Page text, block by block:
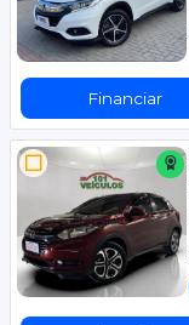
Financiar